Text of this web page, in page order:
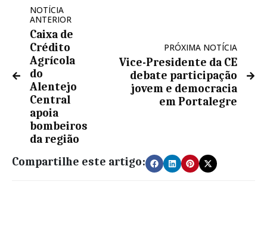
NOTÍCIA
ANTERIOR
Caixa de
Crédito
Agrícola
do
Alentejo
Central
apoia
bombeiros
da região
PRÓXIMA NOTÍCIA
Vice-Presidente da CE
debate participação
jovem e democracia
em Portalegre
Compartilhe este artigo: